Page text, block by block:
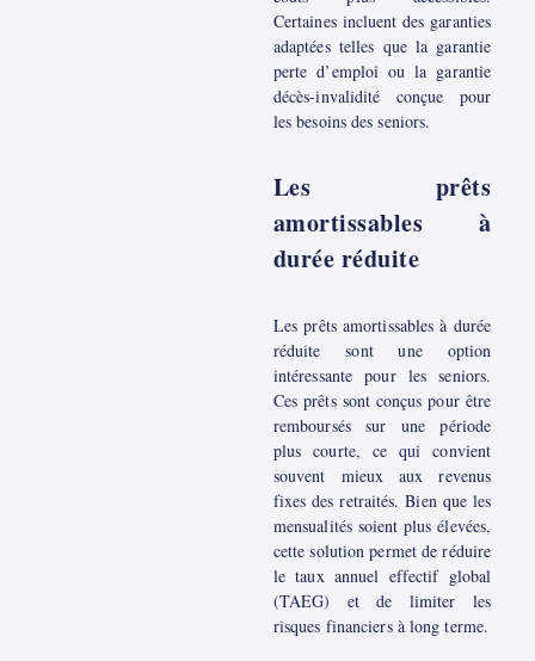
Certaines incluent des garanties
adaptées telles que la garantie
perte d’emploi ou la garantie
décès-invalidité conçue pour
les besoins des seniors.
Les prêts
amortissables à
durée réduite
Les prêts amortissables à durée
réduite sont une option
intéressante pour les seniors.
Ces prêts sont conçus pour être
remboursés sur une période
plus courte, ce qui convient
souvent mieux aux revenus
fixes des retraités. Bien que les
mensualités soient plus élevées,
cette solution permet de réduire
le taux annuel effectif global
(TAEG) et de limiter les
risques financiers à long terme.